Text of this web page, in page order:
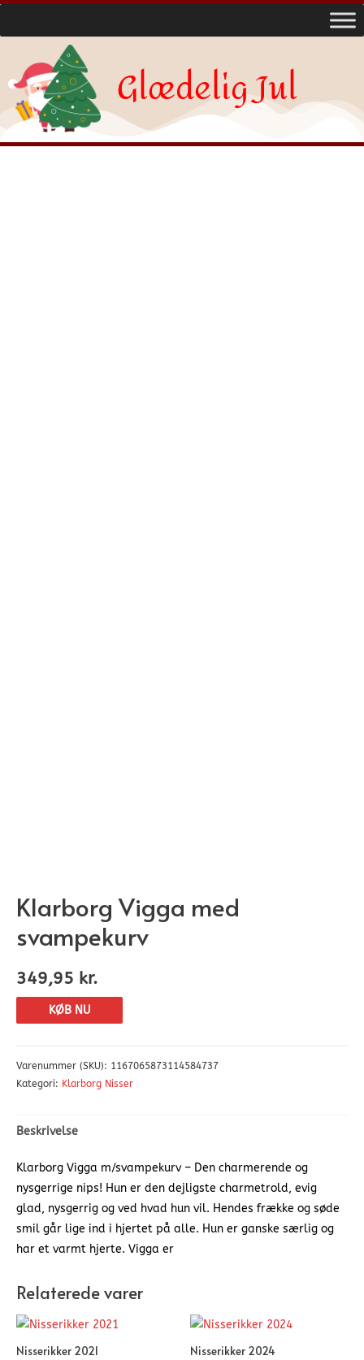
Glædelig Jul
Klarborg Vigga med
svampekurv
349,95 kr.
KØB NU
Varenummer (SKU): 1167065873114584737
Kategori: Klarborg Nisser
Beskrivelse
Klarborg Vigga m/svampekurv – Den charmerende og
nysgerrige nips! Hun er den dejligste charmetrold, evig
glad, nysgerrig og ved hvad hun vil. Hendes frække og søde
smil går lige ind i hjertet på alle. Hun er ganske særlig og
har et varmt hjerte. Vigga er
Relaterede varer
Nisserikker 2021 Nisserikker 2024